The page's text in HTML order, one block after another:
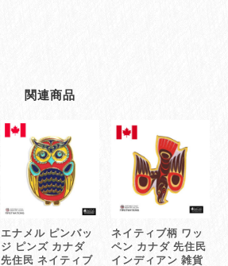
関連商品
エナメル ピンバッ
ジ ピンズ カナダ
先住民 ネイティブ
ネイティブ柄 ワッ
ペン カナダ 先住民
インディアン 雑貨